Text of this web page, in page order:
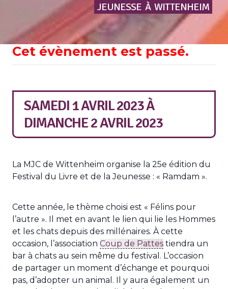
JEUNESSE À WITTENHEIM
Cet évènement est passé.
SAMEDI 1 AVRIL 2023À
DIMANCHE 2 AVRIL 2023
La MJC de Wittenheim organise la 25e édition du
Festival du Livre et de la Jeunesse : « Ramdam ».
Cette année, le thème choisi est « Félins pour
l’autre ». Il met en avant le lien qui lie les Hommes
et les chats depuis des millénaires. À cette
occasion, l’association Coup de Pattes tiendra un
bar à chats au sein même du festival. L’occasion
de partager un moment d’échange et pourquoi
pas, d’adopter un animal. Il y aura également un